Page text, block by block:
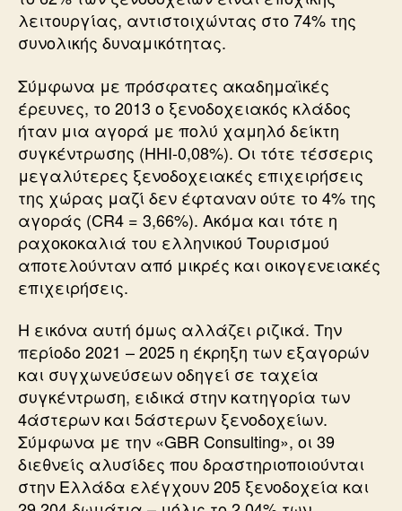
λειτουργίας, αντιστοιχώντας στο 74% της
συνολικής δυναμικότητας.
Σύμφωνα με πρόσφατες ακαδημαϊκές
έρευνες, το 2013 ο ξενοδοχειακός κλάδος
ήταν μια αγορά με πολύ χαμηλό δείκτη
συγκέντρωσης (HHI-0,08%). Οι τότε τέσσερις
μεγαλύτερες ξενοδοχειακές επιχειρήσεις
της χώρας μαζί δεν έφταναν ούτε το 4% της
αγοράς (CR4 = 3,66%). Ακόμα και τότε η
ραχοκοκαλιά του ελληνικού Τουρισμού
αποτελούνταν από μικρές και οικογενειακές
επιχειρήσεις.
Η εικόνα αυτή όμως αλλάζει ριζικά. Την
περίοδο 2021 – 2025 η έκρηξη των εξαγορών
και συγχωνεύσεων οδηγεί σε ταχεία
συγκέντρωση, ειδικά στην κατηγορία των
4άστερων και 5άστερων ξενοδοχείων.
Σύμφωνα με την «GBR Consulting», οι 39
διεθνείς αλυσίδες που δραστηριοποιούνται
στην Ελλάδα ελέγχουν 205 ξενοδοχεία και